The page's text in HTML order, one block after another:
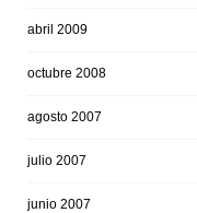
abril 2009
octubre 2008
agosto 2007
julio 2007
junio 2007